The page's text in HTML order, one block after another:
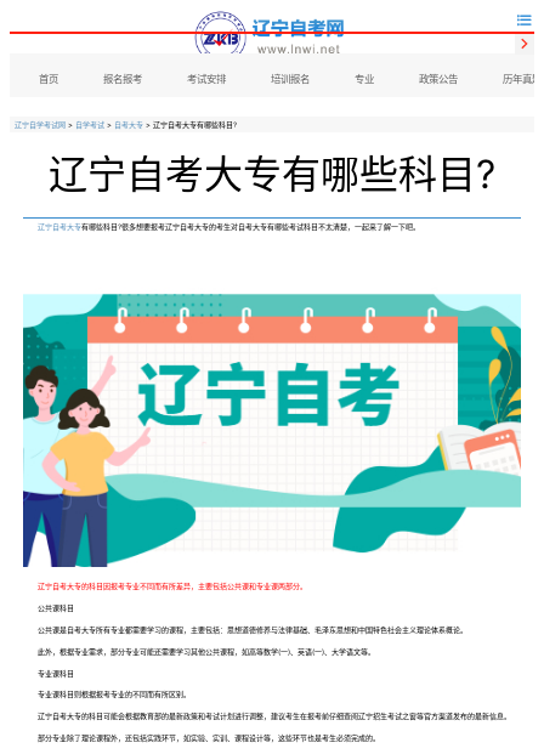

首页 报名报考 考试安排 培训报名 专业 政策公告 历年真题

辽宁自学考试网 > 自学考试 > 自考大专 > 辽宁自考大专有哪些科目?
辽宁自考大专有哪些科目?
辽宁自考大专有哪些科目?很多想要报考辽宁自考大专的考生对自考大专有哪些考试科目不太清楚，一起来了解一下吧。
辽宁自考大专的科目因报考专业不同而有所差异，主要包括公共课和专业课两部分。
公共课科目
公共课是自考大专所有专业都需要学习的课程，主要包括：思想道德修养与法律基础、毛泽东思想和中国特色社会主义理论体系概论。
此外，根据专业需求，部分专业可能还需要学习其他公共课程，如高等数学(一)、英语(一)、大学语文等。
专业课科目
专业课科目则根据报考专业的不同而有所区别。
辽宁自考大专的科目可能会根据教育部的最新政策和考试计划进行调整，建议考生在报考前仔细查阅辽宁招生考试之窗等官方渠道发布的最新信息。
部分专业除了理论课程外，还包括实践环节，如实验、实训、课程设计等，这些环节也是考生必须完成的。